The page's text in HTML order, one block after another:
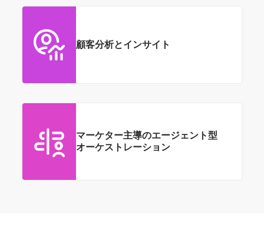
顧客分析とインサイト
マーケター主導のエージェント型
オーケストレーション